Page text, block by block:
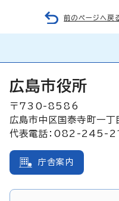
前のページへ戻
広島市役所
〒730-8586
広島市中区国泰寺町一
代表電話：082-245-
庁舎案内